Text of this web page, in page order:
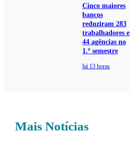
Cinco maiores
bancos
reduziram 283
trabalhadores e
44 agências no
1.º semestre
há 13 horas
Mais Notícias